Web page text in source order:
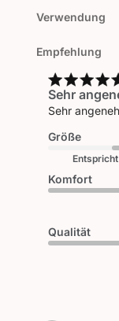
Verwendung
Empfehlung
Sehr
Sehr
Größe
Komfort
Qualität